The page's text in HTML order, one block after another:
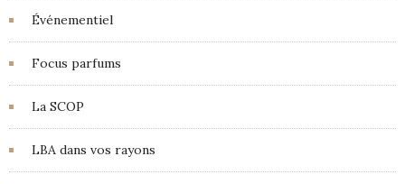
Événementiel
Focus parfums
La SCOP
LBA dans vos rayons